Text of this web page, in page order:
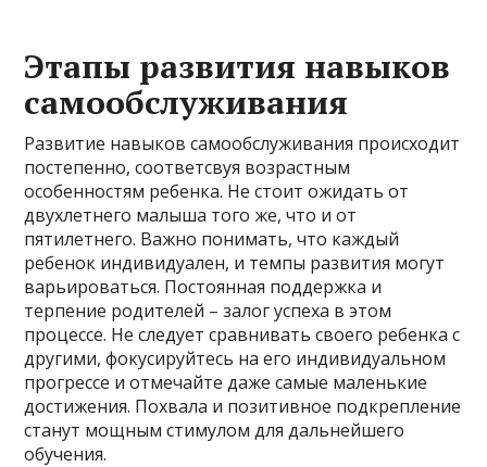
Этапы развития навыков
самообслуживания
Развитие навыков самообслуживания происходит
постепенно, соответсвуя возрастным
особенностям ребенка. Не стоит ожидать от
двухлетнего малыша того же, что и от
пятилетнего. Важно понимать, что каждый
ребенок индивидуален, и темпы развития могут
варьироваться. Постоянная поддержка и
терпение родителей – залог успеха в этом
процессе. Не следует сравнивать своего ребенка с
другими, фокусируйтесь на его индивидуальном
прогрессе и отмечайте даже самые маленькие
достижения. Похвала и позитивное подкрепление
станут мощным стимулом для дальнейшего
обучения.